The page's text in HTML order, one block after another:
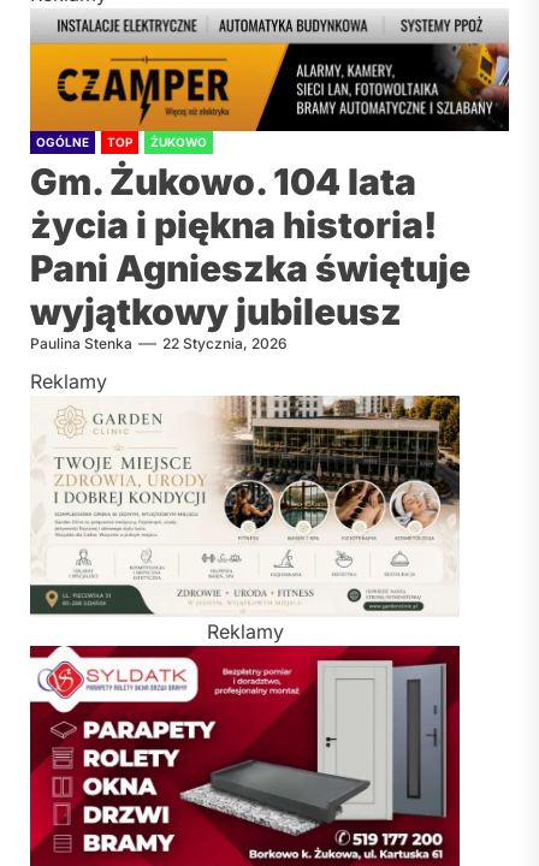
OGÓLNE TOP ŻUKOWO
Gm. Żukowo. 104 lata
życia i piękna historia!
Pani Agnieszka świętuje
wyjątkowy jubileusz
Paulina Stenka 22 Stycznia, 2026
Reklamy
Reklamy